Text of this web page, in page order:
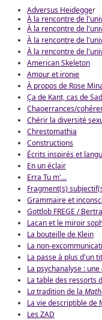
Adversus Heidegger
À la rencontre de
À la rencontre de
À la rencontre de
À la rencontre de
American Skeleton
Amour et ironie
À propos de Rose
Ça de Kant, cas de
Chaoerrances/
Chérir la diversité
Chrestomathia
Constructions
Écrits inspirés et
En un éclair
Erra Tu m'...
Fragment(s)
Grammaire et
Gottlob FREGE /
Lacan et le miroir
La bouteille de Klein
La non-
La passe à plus d'un
La psychanalyse :
La table des ressorts
Latradition de la
La vie descriptible de
Les ZAD